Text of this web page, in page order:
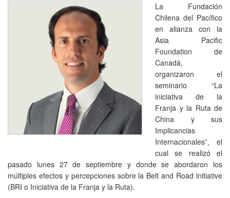
La Fundación
Chilena del Pacífico
en alianza con la
Asia Pacific
Foundation de
Canadá,
organizaron el
seminario “La
iniciativa de la
Franja y la Ruta de
China y sus
Implicancias
Internacionales”, el
cual se realizó el
pasado lunes 27 de septiembre y donde se abordaron los
múltiples efectos y percepciones sobre la Belt and Road initiative
(BRI o Iniciativa de la Franja y la Ruta).